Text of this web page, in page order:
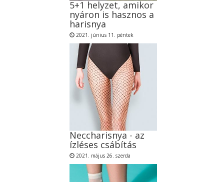
5+1 helyzet, amikor
nyáron is hasznos a
harisnya
2021. június 11. péntek
Neccharisnya - az
ízléses csábítás
2021. május 26. szerda